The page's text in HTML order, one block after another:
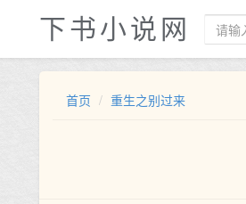
下书小说网
首页 重生之别过来